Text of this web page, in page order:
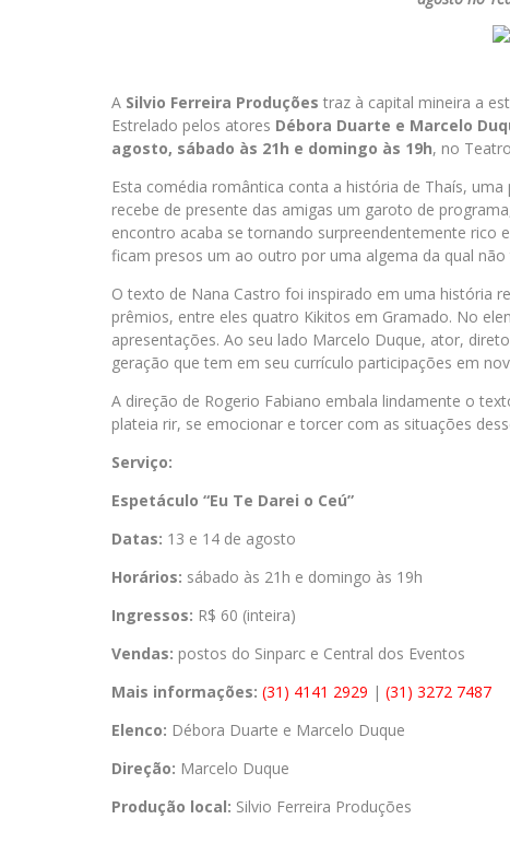
A Silvio Ferreira Produções traz à capital mineira a
Estrelado pelos atores Débora Duarte e Marcelo
agosto, sábado às 21h e domingo às 19h, no
Esta comédia romântica conta a história de Thaís,
recebe de presente das amigas um garoto de
encontro acaba se tornando surpreendentemente rico
ficam presos um ao outro por uma algema da qual não
O texto de Nana Castro foi inspirado em uma história
prêmios, entre eles quatro Kikitos em Gramado. No
apresentações. Ao seu lado Marcelo Duque, ator,
geração que tem em seu currículo participações em
A direção de Rogerio Fabiano embala lindamente o
plateia rir, se emocionar e torcer com as situações
Serviço:
Espetáculo “Eu Te Darei o Ceú”
Datas: 13 e 14 de agosto
Horários: sábado às 21h e domingo às 19h
Ingressos: R$ 60 (inteira)
Vendas: postos do Sinparc e Central dos Eventos
Mais informações: (31) 4141 2929 | (31) 3272 7487
Elenco: Débora Duarte e Marcelo Duque
Direção: Marcelo Duque
Produção local: Silvio Ferreira Produções